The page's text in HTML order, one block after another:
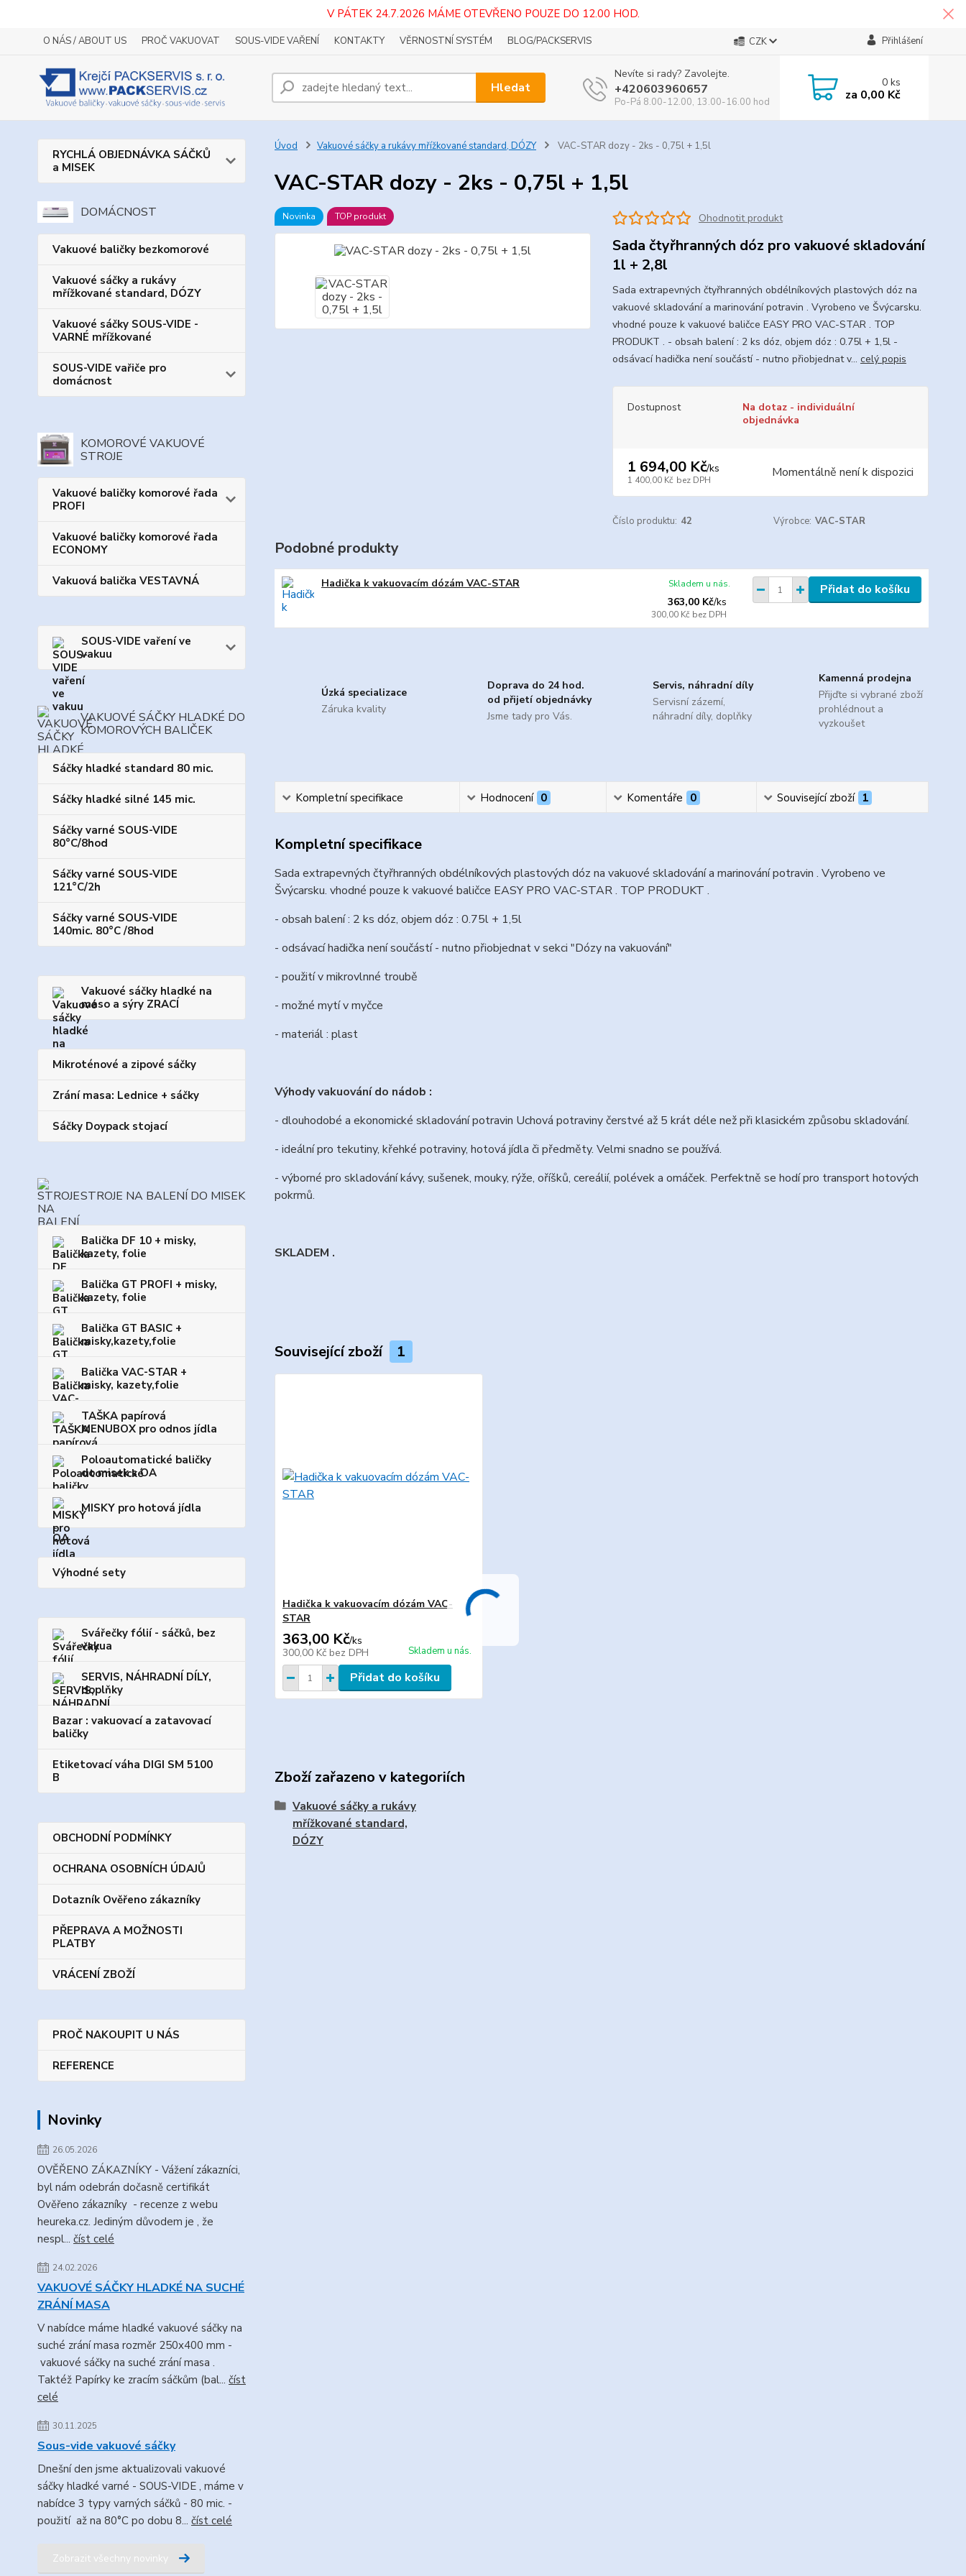
V PÁTEK 24.7.2026 MÁME OTEVŘENO POUZE DO 12.00 HOD.
O NÁS / ABOUT US PROČ VAKUOVAT SOUS-VIDE VAŘENÍ KONTAKTY VĚRNOSTNÍ SYSTÉM BLOG/PACKSERVIS CZK Přihlášení
Hledat
Nevíte si rady? Zavolejte.
+420603960657
Po-Pá 8.00-12.00, 13.00-16.00 hod
0ks
za 0,00 Kč
RYCHLÁ OBJEDNÁVKA SÁČKŮ
a MISEK
DOMÁCNOST
Vakuové baličky bezkomorové
Vakuové sáčky a rukávy
mřížkované standard, DÓZY
Vakuové sáčky SOUS-VIDE -
VARNÉ mřížkované
SOUS-VIDE vařiče pro
domácnost
KOMOROVÉ VAKUOVÉ
STROJE
Vakuové baličky komorové řada
PROFI
Vakuové baličky komorové řada
ECONOMY
Vakuová balička VESTAVNÁ
SOUS-VIDE vaření ve
vakuu
VAKUOVÉ SÁČKY HLADKÉ DO
KOMOROVÝCH BALIČEK
Sáčky hladké standard 80 mic.
Sáčky hladké silné 145 mic.
Sáčky varné SOUS-VIDE
80°C/8hod
Sáčky varné SOUS-VIDE
121°C/2h
Sáčky varné SOUS-VIDE
140mic. 80°C /8hod
Vakuové sáčky hladké na
maso a sýry ZRACÍ
Mikroténové a zipové sáčky
Zrání masa: Lednice + sáčky
Sáčky Doypack stojací
STROJE NA BALENÍ DO MISEK
Balička DF 10 + misky,
kazety, folie
Balička GT PROFI + misky,
kazety, folie
Balička GT BASIC +
misky,kazety,folie
Balička VAC-STAR +
misky, kazety,folie
TAŠKA papírová
MENUBOX pro odnos jídla
Poloautomatické baličky
do misek s OA
MISKY pro hotová jídla
Výhodné sety
Svářečky fólií - sáčků, bez
vakua
SERVIS, NÁHRADNÍ DÍLY,
doplňky
Bazar : vakuovací a zatavovací
baličky
Etiketovací váha DIGI SM 5100
B
OBCHODNÍ PODMÍNKY
OCHRANA OSOBNÍCH ÚDAJŮ
Dotazník Ověřeno zákazníky
PŘEPRAVA A MOŽNOSTI
PLATBY
VRÁCENÍ ZBOŽÍ
PROČ NAKOUPIT U NÁS
REFERENCE
Novinky
26.05.2026
OVĚŘENO ZÁKAZNÍKY - Vážení zákazníci,
byl nám odebrán dočasně certifikát
Ověřeno zákazníky - recenze z webu
heureka.cz. Jediným důvodem je , že
nespl... číst celé
24.02.2026
VAKUOVÉ SÁČKY HLADKÉ NA SUCHÉ
ZRÁNÍ MASA
V nabídce máme hladké vakuové sáčky na
suché zrání masa rozměr 250x400 mm -
vakuové sáčky na suché zrání masa .
Taktéž Papírky ke zracím sáčkům (bal... číst
celé
30.11.2025
Sous-vide vakuové sáčky
Dnešní den jsme aktualizovali vakuové
sáčky hladké varné - SOUS-VIDE , máme v
nabídce 3 typy varných sáčků - 80 mic. -
použití až na 80°C po dobu 8... číst celé
Zobrazit všechny novinky
Úvod Vakuové sáčky a rukávy mřížkované standard, DÓZY VAC-STAR dozy - 2ks - 0,75l + 1,5l
VAC-STAR dozy - 2ks - 0,75l + 1,5l
Novinka TOP produkt Ohodnotit produkt
Sada čtyřhranných dóz pro vakuové skladování
1l + 2,8l
Sada extrapevných čtyřhranných obdélníkových plastových dóz na
vakuové skladování a marinování potravin . Vyrobeno ve Švýcarsku.
vhodné pouze k vakuové baličce EASY PRO VAC-STAR . TOP
PRODUKT . - obsah balení : 2 ks dóz, objem dóz : 0.75l + 1,5l -
odsávací hadička není součástí - nutno přiobjednat v... celý popis
Dostupnost
Na dotaz - individuální
objednávka
1 694,00 Kč/ks
1 400,00 Kč bez DPH Momentálně není k dispozici
Číslo produktu: 42 Výrobce: VAC-STAR
Podobné produkty
Hadička k vakuovacím dózám VAC-STAR
363,00 Kč/ks
300,00 Kč bez DPH
Skladem u nás. Přidat do košíku
Úzká specializace
Záruka kvality
Doprava do 24 hod.
od přijetí objednávky
Jsme tady pro Vás.
Servis, náhradní díly
Servisní zázemí,
náhradní díly, doplňky
Kamenná prodejna
Přijďte si vybrané zboží
prohlédnout a
vyzkoušet
Kompletní specifikace Hodnocení 0 Komentáře 0 Související zboží 1
Kompletní specifikace
Sada extrapevných čtyřhranných obdélníkových plastových dóz na vakuové skladování a marinování potravin . Vyrobeno ve
Švýcarsku. vhodné pouze k vakuové baličce EASY PRO VAC-STAR . TOP PRODUKT .
- obsah balení : 2 ks dóz, objem dóz : 0.75l + 1,5l
- odsávací hadička není součástí - nutno přiobjednat v sekci "Dózy na vakuování"
- použití v mikrovlnné troubě
- možné mytí v myčce
- materiál : plast
Výhody vakuování do nádob :
- dlouhodobé a ekonomické skladování potravin Uchová potraviny čerstvé až 5 krát déle než při klasickém způsobu skladování.
- ideální pro tekutiny, křehké potraviny, hotová jídla či předměty. Velmi snadno se používá.
- výborné pro skladování kávy, sušenek, mouky, rýže, oříšků, cereálií, polévek a omáček. Perfektně se hodí pro transport hotových
pokrmů.
SKLADEM .
Související zboží 1
Hadička k vakuovacím dózám VAC-
STAR
363,00 Kč/ks
300,00 Kč bez DPH Skladem u nás.
Přidat do košíku
Zboží zařazeno v kategoriích
Vakuové sáčky a rukávy
mřížkované standard,
DÓZY